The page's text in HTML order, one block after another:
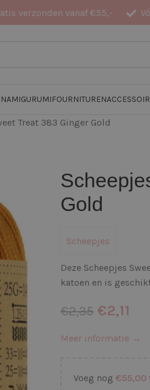
verzonden vanaf €55,-
AMIGURUMIFOURNITUREN
Treat 383 Ginger Gold
Gold
Scheepjes
Deze Scheepjes
katoen en is
€2,35 €2,11
Meer informatie →
Voeg nog €55,00